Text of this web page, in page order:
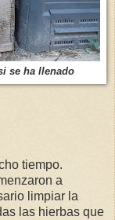
se ha llenado
tiempo.
a
limpiar la
las hierbas que